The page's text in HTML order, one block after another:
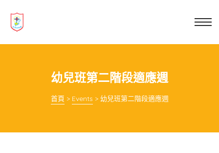
幼兒班第二階段適應週
首頁 > Events > 幼兒班第二階段適應週
教育